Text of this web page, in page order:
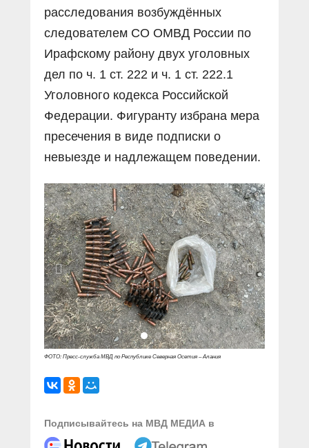
расследования возбуждённых
следователем СО ОМВД России по
Ирафскому району двух уголовных
дел по ч. 1 ст. 222 и ч. 1 ст. 222.1
Уголовного кодекса Российской
Федерации. Фигуранту избрана мера
пресечения в виде подписки о
невыезде и надлежащем поведении.
ФОТО: Пресс-служба МВД по Республике Северная Осетия – Алания
Подписывайтесь на МВД МЕДИА в